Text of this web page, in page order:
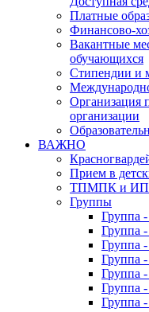
Платные
Финансово-
Вакантные
обучающихся
Стипендии и
Организация
организации
ВАЖНО
Прием в
ТПМПК и
Группы
Группа
Группа
Группа
Группа
Группа
Группа
Группа